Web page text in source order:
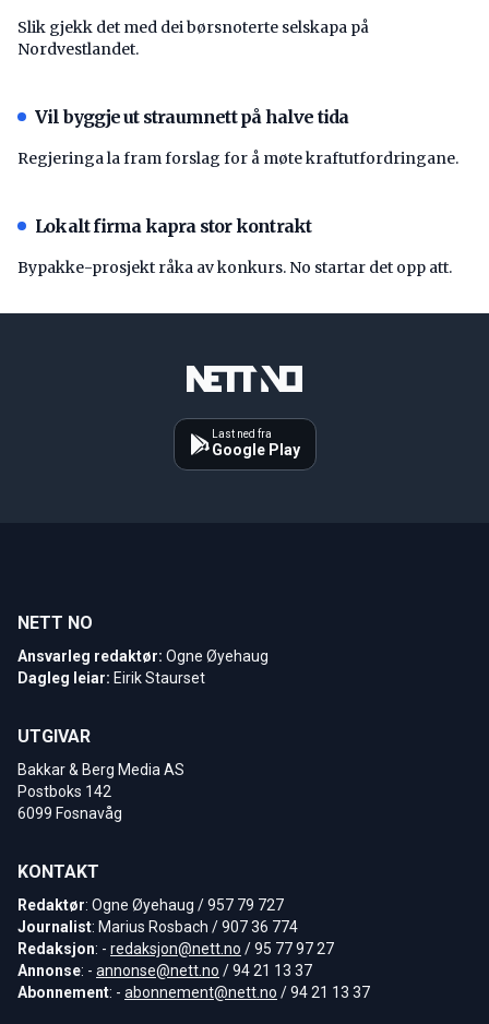
Slik gjekk det med dei børsnoterte selskapa på
Nordvestlandet.
Vil byggje ut straumnett på halve tida
Regjeringa la fram forslag for å møte kraftutfordringane.
Lokalt firma kapra stor kontrakt
Bypakke-prosjekt råka av konkurs. No startar det opp att.
Last ned fra
Google Play
NETT NO
Ansvarleg redaktør: Ogne Øyehaug
Dagleg leiar: Eirik Staurset
UTGIVAR
Bakkar & Berg Media AS
Postboks 142
6099 Fosnavåg
KONTAKT
Redaktør: Ogne Øyehaug / 957 79 727
Journalist: Marius Rosbach / 907 36 774
Redaksjon: - redaksjon@nett.no / 95 77 97 27
Annonse: - annonse@nett.no / 94 21 13 37
Abonnement: - abonnement@nett.no / 94 21 13 37